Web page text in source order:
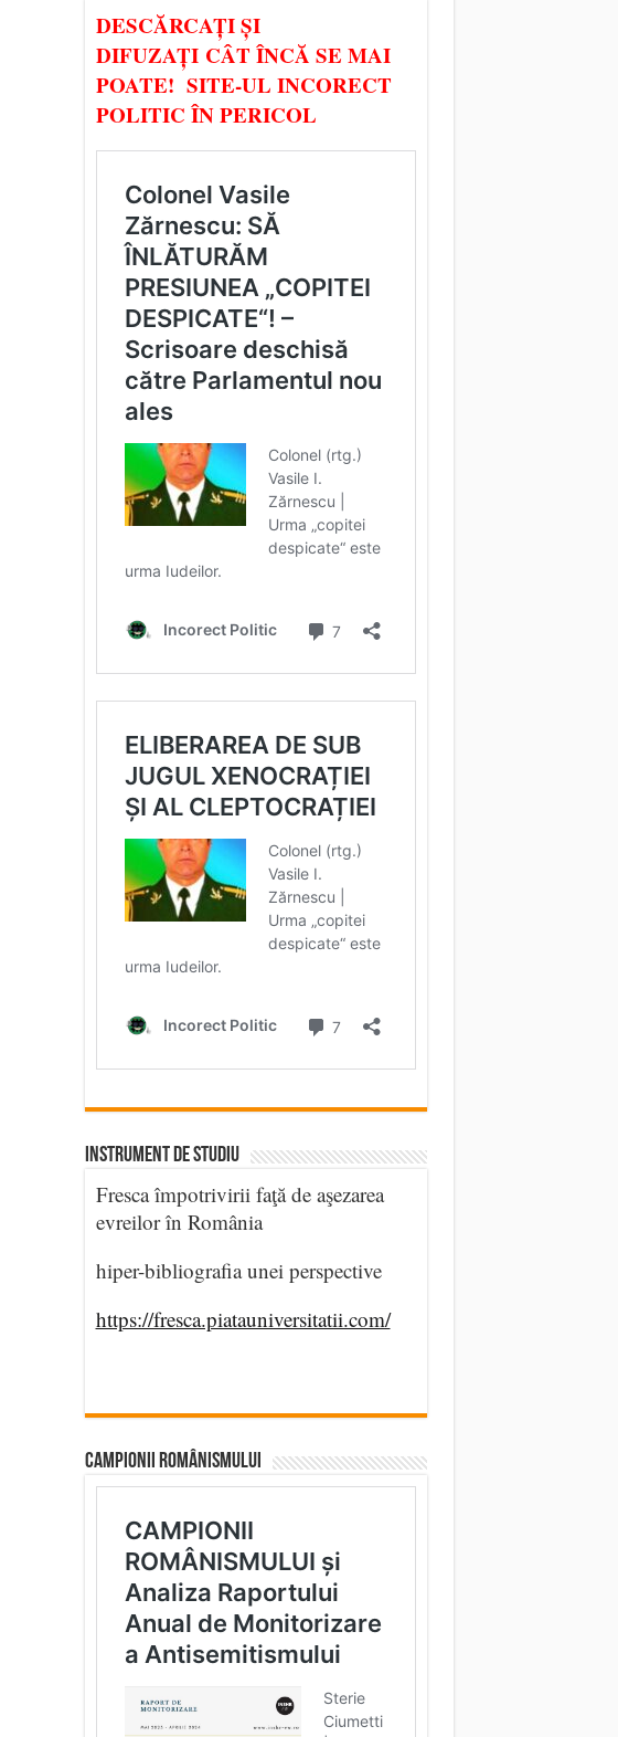
DESCĂRCAȚI ȘI
DIFUZAȚI CÂT ÎNCĂ SE MAI
POATE! SITE-UL INCORECT
POLITIC ÎN PERICOL
INSTRUMENT DE STUDIU
Fresca împotrivirii faţă de aşezarea
evreilor în România
hiper-bibliografia unei perspective
https://fresca.piatauniversitatii.com/
CAMPIONII ROMÂNISMULUI